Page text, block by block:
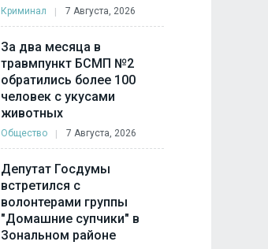
Криминал 7 Августа, 2026
За два месяца в
травмпункт БСМП №2
обратились более 100
человек с укусами
животных
Общество 7 Августа, 2026
Депутат Госдумы
встретился с
волонтерами группы
"Домашние супчики" в
Зональном районе